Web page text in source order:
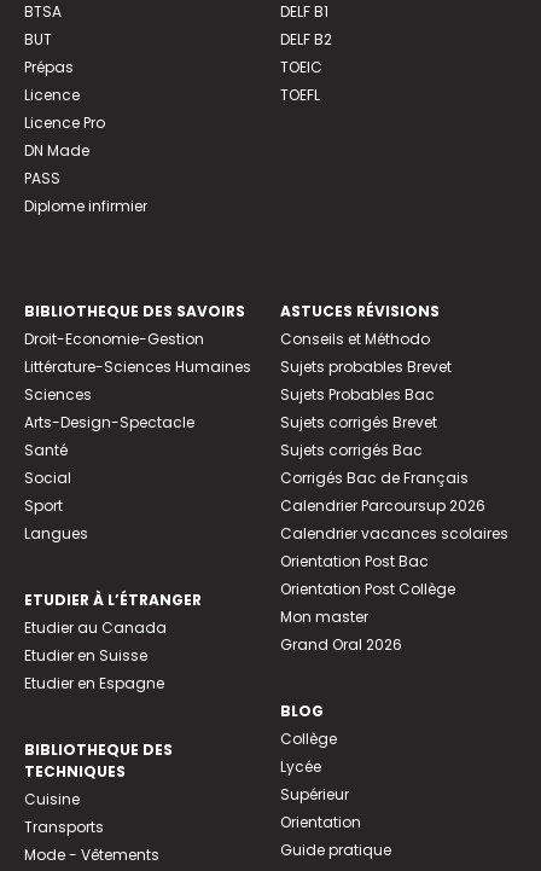
BTSA
BUT
Prépas
Licence
Licence Pro
DN Made
PASS
Diplome infirmier
DELF B1
DELF B2
TOEIC
TOEFL
BIBLIOTHEQUE DES SAVOIRS
Droit-Economie-Gestion
Littérature-Sciences Humaines
Sciences
Arts-Design-Spectacle
Santé
Social
Sport
Langues
ETUDIER À L’ÉTRANGER
Etudier au Canada
Etudier en Suisse
Etudier en Espagne
BIBLIOTHEQUE DES
TECHNIQUES
Cuisine
Transports
Mode - Vêtements
ASTUCES RÉVISIONS
Conseils et Méthodo
Sujets probables Brevet
Sujets Probables Bac
Sujets corrigés Brevet
Sujets corrigés Bac
Corrigés Bac de Français
Calendrier Parcoursup 2026
Calendrier vacances scolaires
Orientation Post Bac
Orientation Post Collège
Mon master
Grand Oral 2026
BLOG
Collège
Lycée
Supérieur
Orientation
Guide pratique